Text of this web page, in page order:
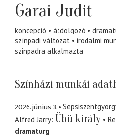
Garai Judit
koncepció átdolgozó
színpadi változat
irodalmi
szinpadra alkalmazta
Színházi munkái
2026. június 3.
Alfred Jarry Übü király
dramaturg